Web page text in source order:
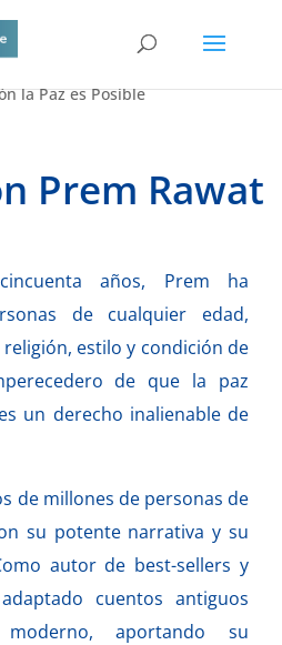
Prem Rawat
años, Prem ha
de cualquier edad,
estilo y condición de
de que la paz
un derecho inalienable de
de millones de personas de
su potente narrativa y su
autor de best-sellers y
cuentos antiguos
aportando su